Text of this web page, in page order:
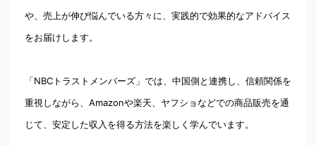
や、売上が伸び悩んでいる方々に、実践的で効果的なアドバイス
をお届けします。
「NBCトラストメンバーズ」では、中国側と連携し、信頼関係を
重視しながら、Amazonや楽天、ヤフショなどでの商品販売を通
じて、安定した収入を得る方法を楽しく学んでいます。